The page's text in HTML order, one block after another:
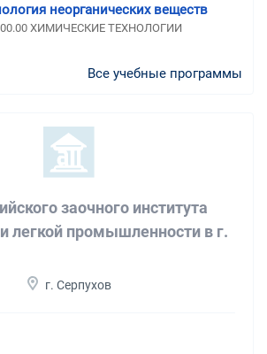
неорганических веществ
ХИМИЧЕСКИЕ ТЕХНОЛОГИИ
Все учебные программы
заочного института
легкой промышленности в г.
г. Серпухов